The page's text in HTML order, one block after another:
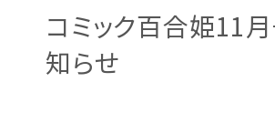
作品紹介
コミック百合姫11
知らせ